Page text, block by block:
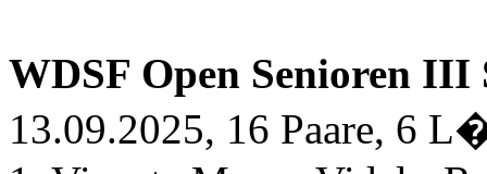
WDSF Open Senioren
13.09.2025, 16 Paare, 6